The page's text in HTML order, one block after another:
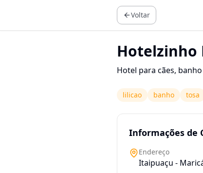
Voltar
Hotelzinho
Hotel para cães,
lilicao banho tosa
Informações de
Endereço
Itaipuaçu -